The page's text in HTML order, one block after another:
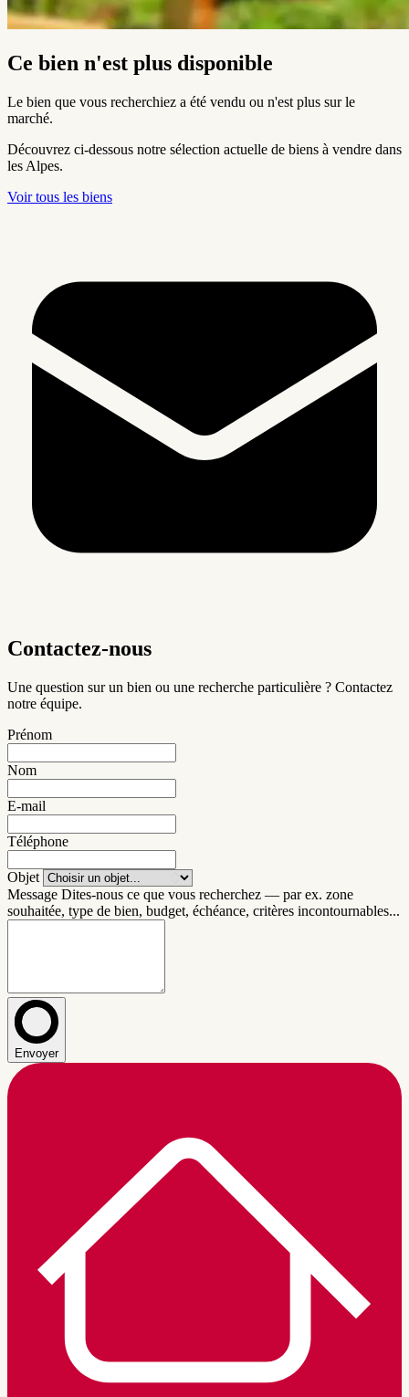
Ce bien n'est plus disponible
Le bien que vous recherchiez a été vendu ou n'est plus sur le
marché.
Découvrez ci-dessous notre sélection actuelle de biens à vendre dans
les Alpes.
Voir tous les biens
Contactez-nous
Une question sur un bien ou une recherche particulière ? Contactez
notre équipe.
Prénom
Nom
E-mail
Téléphone
Objet
Message Dites-nous ce que vous recherchez — par ex. zone
souhaitée, type de bien, budget, échéance, critères incontournables...
Envoyer